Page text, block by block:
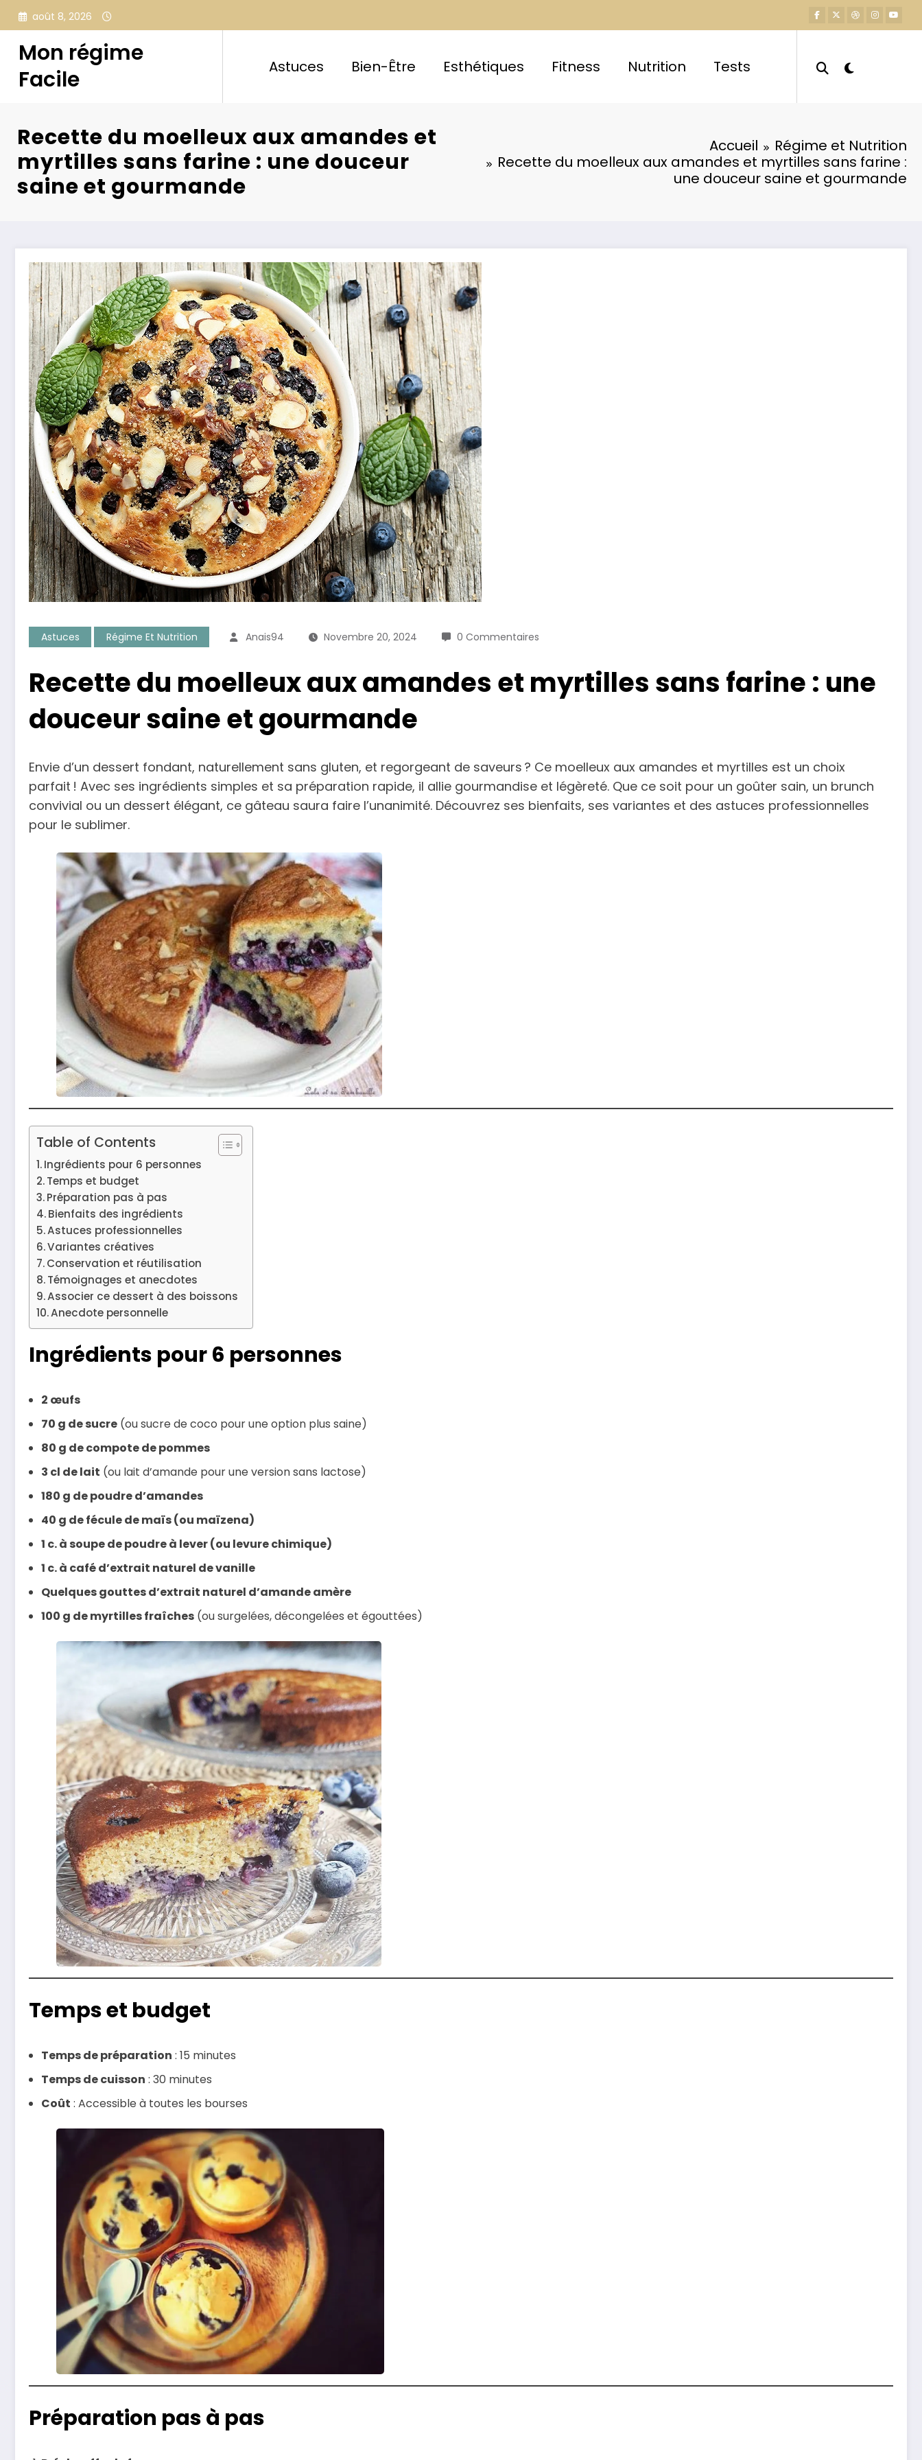
Aller
contenu
août 8, 2026
Mon régime
Facile
Astuces Bien-Être Esthétiques Fitness Nutrition Tests
Recette du moelleux aux amandes et
myrtilles sans farine : une douceur
saine et gourmande
Accueil
Régime et Nutrition
Recette du moelleux aux amandes et myrtilles sans farine :
une douceur saine et gourmande
Astuces Régime Et Nutrition Anais94 Novembre 20, 2024 0 Commentaires
Recette du moelleux aux amandes et myrtilles sans farine : une
douceur saine et gourmande
Envie d’un dessert fondant, naturellement sans gluten, et regorgeant de saveurs ? Ce moelleux aux amandes et myrtilles est un choix
parfait ! Avec ses ingrédients simples et sa préparation rapide, il allie gourmandise et légèreté. Que ce soit pour un goûter sain, un brunch
convivial ou un dessert élégant, ce gâteau saura faire l’unanimité. Découvrez ses bienfaits, ses variantes et des astuces professionnelles
pour le sublimer.
Table of Contents
Ingrédients pour 6 personnes
Temps et budget
Préparation pas à pas
Bienfaits des ingrédients
Astuces professionnelles
Variantes créatives
Conservation et réutilisation
Témoignages et anecdotes
Associer ce dessert à des boissons
Anecdote personnelle
Ingrédients pour 6 personnes
2 œufs
70 g de sucre (ou sucre de coco pour une option plus saine)
80 g de compote de pommes
3 cl de lait (ou lait d’amande pour une version sans lactose)
180 g de poudre d’amandes
40 g de fécule de maïs (ou maïzena)
1 c. à soupe de poudre à lever (ou levure chimique)
1 c. à café d’extrait naturel de vanille
Quelques gouttes d’extrait naturel d’amande amère
100 g de myrtilles fraîches (ou surgelées, décongelées et égouttées)
Temps et budget
Temps de préparation : 15 minutes
Temps de cuisson : 30 minutes
Coût : Accessible à toutes les bourses
Préparation pas à pas